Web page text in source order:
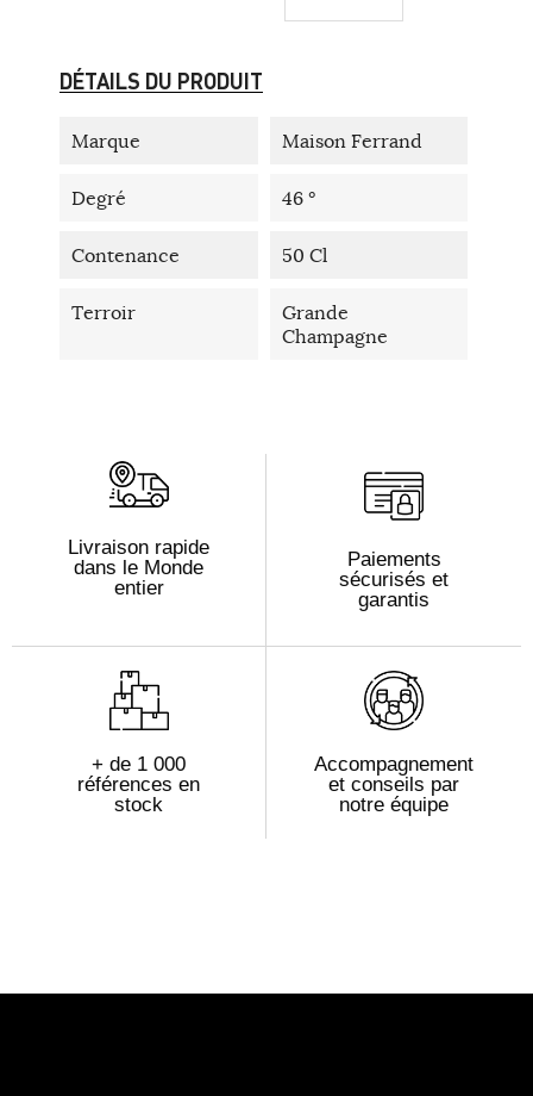
DÉTAILS DU PRODUIT
Marque Maison Ferrand
Degré 46 °
Contenance 50 Cl
Terroir
Grande
Champagne
Livraison rapide
dans le Monde
entier
Paiements
sécurisés et
garantis
+ de 1 000
références en
stock
Accompagnement
et conseils par
notre équipe